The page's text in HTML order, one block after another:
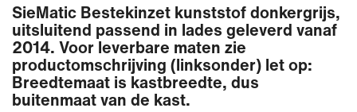
SieMatic Bestekinzet kunststof donkergrijs,
uitsluitend passend in lades geleverd vanaf
2014. Voor leverbare maten zie
productomschrijving (linksonder) let op:
Breedtemaat is kastbreedte, dus
buitenmaat van de kast.